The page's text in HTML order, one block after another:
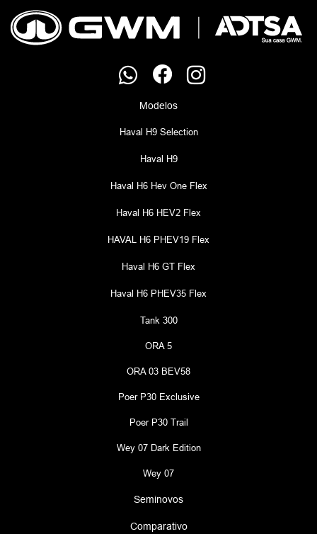
Modelos
Haval H9 Selection
Haval H9
Haval H6 Hev One Flex
Haval H6 HEV2 Flex
HAVAL H6 PHEV19 Flex
Haval H6 GT Flex
Haval H6 PHEV35 Flex
Tank 300
ORA 5
ORA 03 BEV58
Poer P30 Exclusive
Poer P30 Trail
Wey 07 Dark Edition
Wey 07
Seminovos
Comparativo